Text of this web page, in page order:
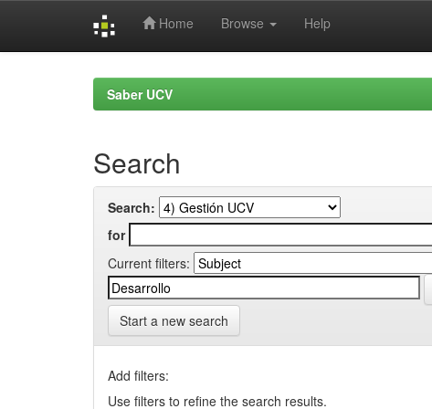
Home Browse Help
Saber UCV
Search
Search:
for
Current filters:
Start a new search
Add filters:
Use filters to refine the search results.